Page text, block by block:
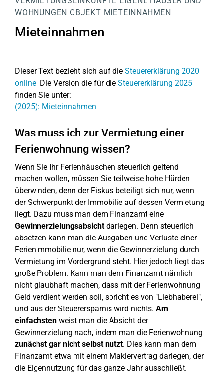
WOHNUNGEN OBJEKT MIETEINNAHMEN
Mieteinnahmen
Dieser Text bezieht sich auf die Steuererklärung 2020
online. Die Version die für die Steuererklärung 2025
finden Sie unter:
(2025): Mieteinnahmen
Was muss ich zur Vermietung einer
Ferienwohnung wissen?
Wenn Sie Ihr Ferienhäuschen steuerlich geltend
machen wollen, müssen Sie teilweise hohe Hürden
überwinden, denn der Fiskus beteiligt sich nur, wenn
der Schwerpunkt der Immobilie auf dessen Vermietung
liegt. Dazu muss man dem Finanzamt eine
Gewinnerzielungsabsichtdarlegen. Denn steuerlich
absetzen kann man die Ausgaben und Verluste einer
Ferienimmobilie nur, wenn die Gewinnerzielung durch
Vermietung im Vordergrund steht. Hier jedoch liegt das
große Problem. Kann man dem Finanzamt nämlich
nicht glaubhaft machen, dass mit der Ferienwohnung
Geld verdient werden soll, spricht es von "Liebhaberei",
und aus der Steuerersparnis wird nichts. Am
einfachsten weist man die Absicht der
Gewinnerzielung nach, indem man die Ferienwohnung
zunächst gar nicht selbst nutzt. Dies kann man dem
Finanzamt etwa mit einem Maklervertrag darlegen, der
die Eigennutzung für das ganze Jahr ausschließt.